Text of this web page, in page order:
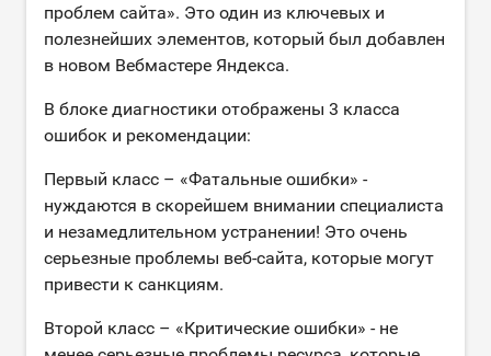
проблем сайта». Это один из ключевых и
полезнейших элементов, который был добавлен
в новом Вебмастере Яндекса.
В блоке диагностики отображены 3 класса
ошибок и рекомендации:
Первый класс – «Фатальные ошибки» -
нуждаются в скорейшем внимании специалиста
и незамедлительном устранении! Это очень
серьезные проблемы веб-сайта, которые могут
привести к санкциям.
Второй класс – «Критические ошибки» - не